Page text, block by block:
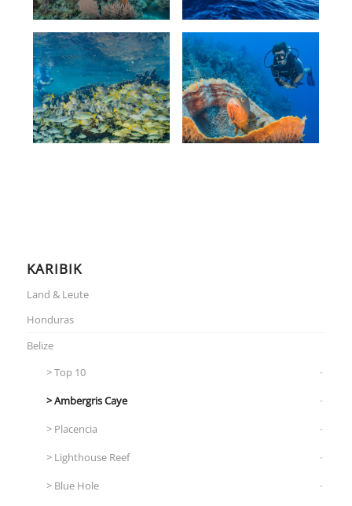
KARIBIK
Land & Leute
Honduras
Belize
Top 10
Ambergris Caye
Placencia
Lighthouse Reef
Blue Hole